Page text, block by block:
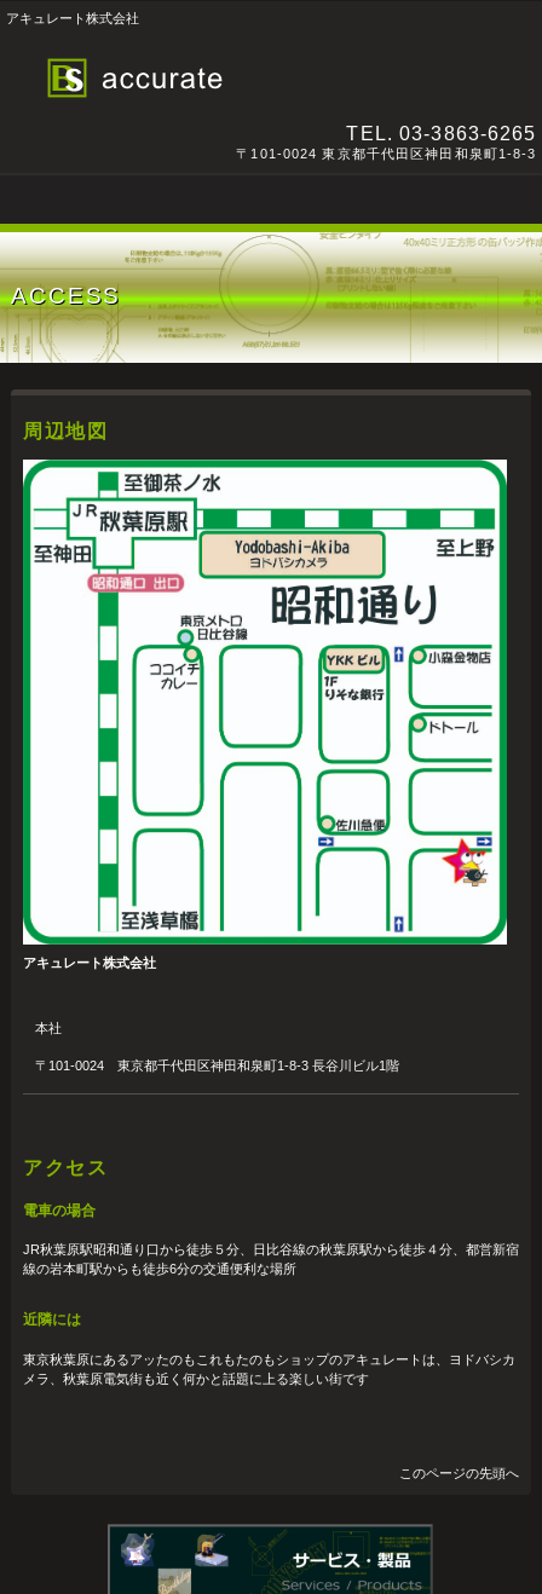
アキュレート株式会社
TEL.03-3863-6265
〒101-0024 東京都千代田区神田和泉町1-8-3
ACCESS
周辺地図
アキュレート株式会社
本社
〒101-0024 東京都千代田区神田和泉町1-8-3 長谷川ビル1階
アクセス
電車の場合
JR秋葉原駅昭和通り口から徒歩５分、日比谷線の秋葉原駅から徒歩４分、都営新宿
線の岩本町駅からも徒歩6分の交通便利な場所
近隣には
東京秋葉原にあるアッたのもこれもたのもショップのアキュレートは、ヨドバシカ
メラ、秋葉原電気街も近く何かと話題に上る楽しい街です
このページの先頭へ